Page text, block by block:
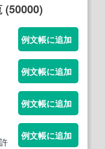
(50000)
例文帳に追加
例文帳に追加
例文帳に追加
例文帳に追加